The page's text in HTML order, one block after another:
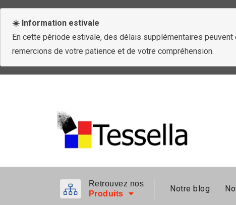
☀️ Information estivale
En cette période estivale, des délais supplémentaires
remercions de votre patience et de votre compréhension.
Retrouvez nos
Produits
Notre blog